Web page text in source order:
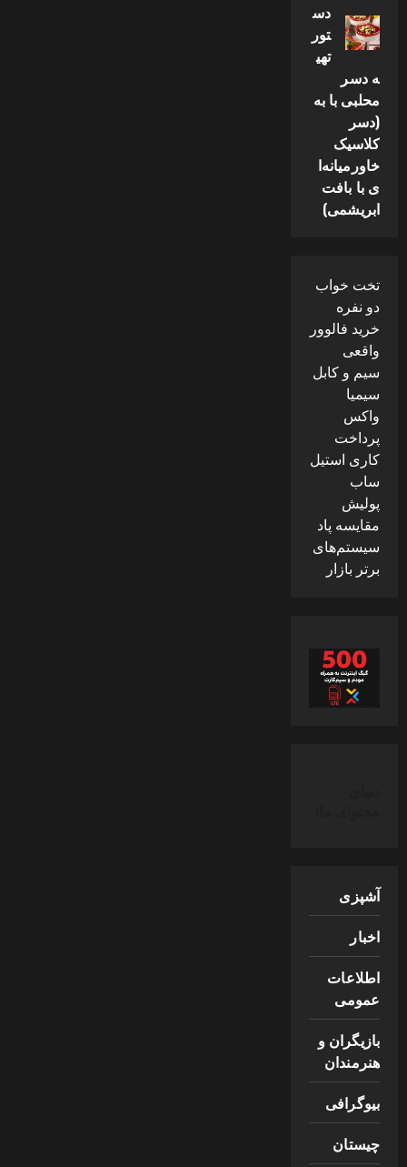
دس
تور
تهی
ه دسر
محلبی با به
(دسر
کلاسیک
خاورمیانه‌ا
ی با بافت
ابریشمی)
تخت خواب
دو نفره
خرید فالوور
واقعی
سیم و کابل
سیمیا
واکس
پرداخت
کاری استیل
ساب
پولیش
مقایسه پاد
سیستم‌های
برتر بازار
آشپزی
اخبار
اطلاعات
عمومی
بازیگران و
هنرمندان
بیوگرافی
چیستان